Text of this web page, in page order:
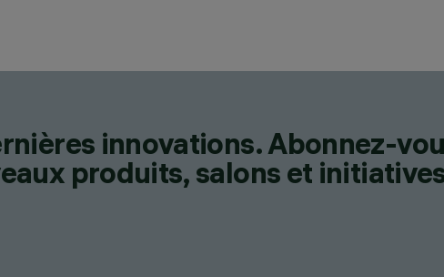
innovations. Abonnez-
produits, salons et